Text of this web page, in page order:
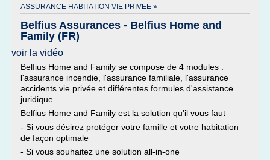
ASSURANCE HABITATION VIE PRIVEE »
Belfius Assurances - Belfius Home and
Family (FR)
voir la vidéo
Belfius Home and Family se compose de 4 modules :
l'assurance incendie, l'assurance familiale, l'assurance
accidents vie privée et différentes formules d'assistance
juridique.
Belfius Home and Family est la solution qu'il vous faut
- Si vous désirez protéger votre famille et votre habitation
de façon optimale
- Si vous souhaitez une solution all-in-one